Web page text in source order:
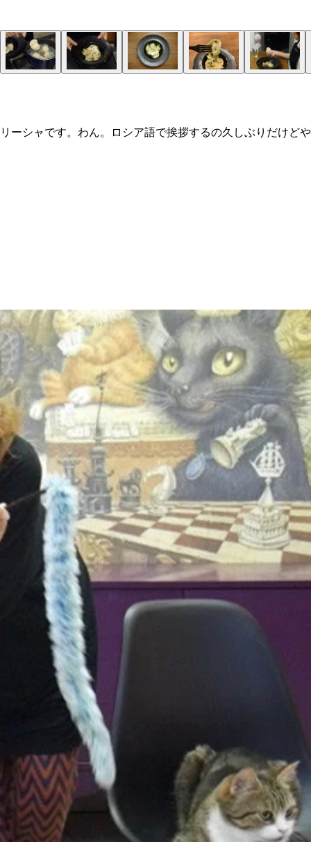
ーム、イタリアンパセリ
少しずつ追加。
本格的にこねる。手の腹を使って力強くね！
芯などで代用可）
分を切って皿によそう。
シャです。わん。ロシア語で挨拶するの久しぶりだけどや